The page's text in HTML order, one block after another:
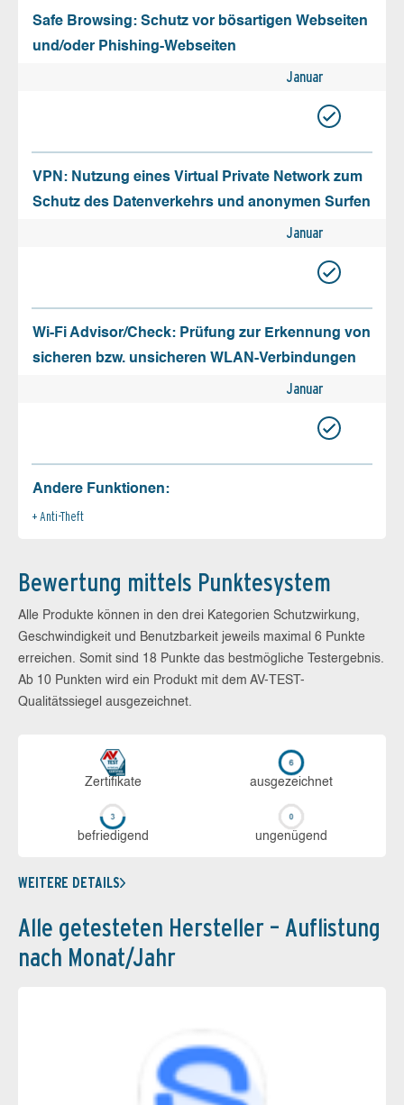
Safe Browsing: Schutz vor bösartigen Webseiten
und/oder Phishing-Webseiten
Januar
VPN: Nutzung eines Virtual Private Network zum
Schutz des Datenverkehrs und anonymen Surfen
Januar
Wi-Fi Advisor/Check: Prüfung zur Erkennung von
sicheren bzw. unsicheren WLAN-Verbindungen
Januar
Andere Funktionen:
Anti-Theft
Bewertung mittels Punktesystem
Alle Produkte können in den drei Kategorien Schutzwirkung,
Geschwindigkeit und Benutzbarkeit jeweils maximal 6 Punkte
erreichen. Somit sind 18 Punkte das bestmögliche Testergebnis.
Ab 10 Punkten wird ein Produkt mit dem AV-TEST-
Qualitätssiegel ausgezeichnet.
Zerti­fikate aus­ge­zeich­net
be­frie­di­gend un­ge­nü­gend
WEITERE DETAILS
Alle getesteten Hersteller – Auflistung
nach Monat/Jahr